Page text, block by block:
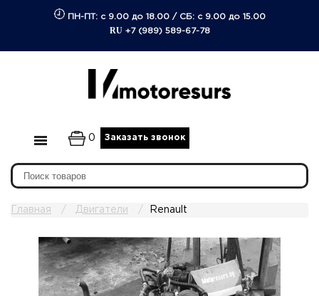
ПН-ПТ: с 9.00 до 18.00/ СБ: с 9.00 до 15.00
RU +7 (989) 589-67-78
0 Заказать звонок
Главная Двигатели Renault